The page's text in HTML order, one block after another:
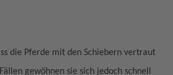
die Pferde mit den Schiebern vertraut
gewöhnen sie sich jedoch schnell